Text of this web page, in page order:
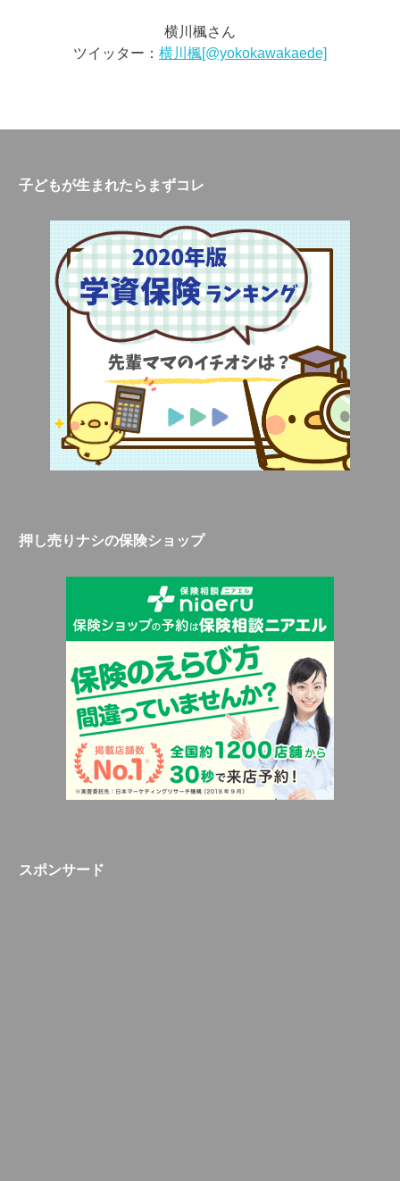
横川楓さん
ツイッター： 横川楓[@yokokawakaede]
子どもが生まれたらまずコレ
押し売りナシの保険ショップ
スポンサード